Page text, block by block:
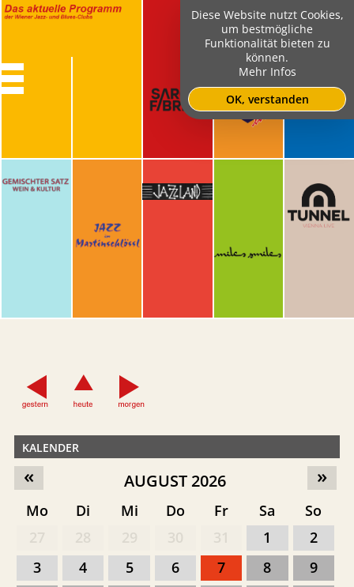
KALENDER
»
« AUGUST 2026
Mo Di Mi Do Fr Sa
So
1
2
3
4 5 6 7 8
9
Diese Website nutzt Cookies,
um bestmögliche
Funktionalität bieten zu
können.
Mehr Infos
OK, verstanden